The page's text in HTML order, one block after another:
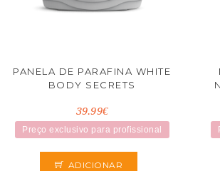
PANELA DE PARAFINA WHITE
BODY SECRETS
39.99€
Preço exclusivo para profissional
ADICIONAR